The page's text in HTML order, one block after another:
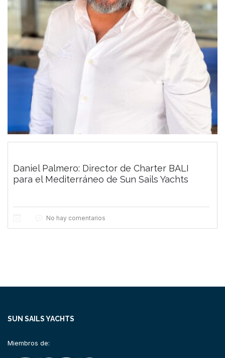
Daniel Palmero: Director de Charter BALI
para el Mediterráneo de Sun Sails Yachts
No hay comentarios
SUN SAILS YACHTS
Miembros de: